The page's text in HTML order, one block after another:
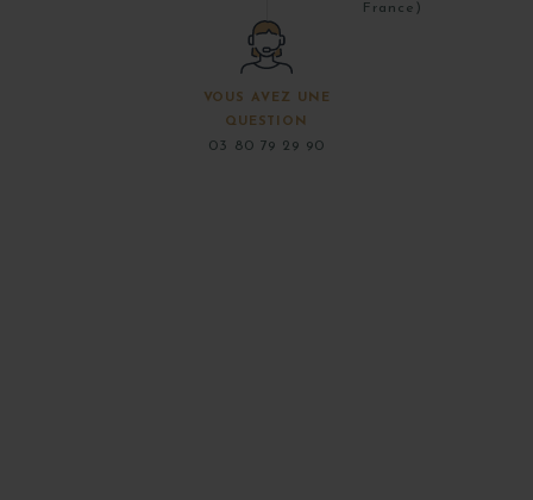
France)
VOUS AVEZ UNE
QUESTION
03 80 79 29 90